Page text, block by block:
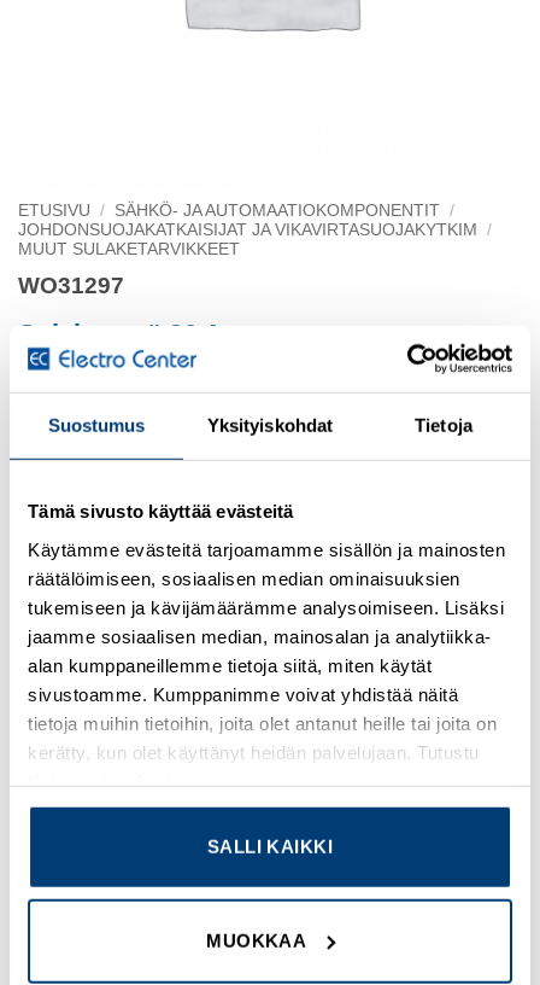
Suostumus Yksityiskohdat Tietoja
Tämä sivusto käyttää evästeitä
Käytämme evästeitä tarjoamamme sisällön ja mainosten
räätälöimiseen, sosiaalisen median ominaisuuksien
tukemiseen ja kävijämäärämme analysoimiseen. Lisäksi
jaamme sosiaalisen median, mainosalan ja analytiikka-
alan kumppaneillemme tietoja siitä, miten käytät
sivustoamme. Kumppanimme voivat yhdistää näitä
tietoja muihin tietoihin, joita olet antanut heille tai joita on
kerätty, kun olet käyttänyt heidän palvelujaan. Tutustu
SALLI KAIKKI
MUOKKAA
ETUSIVU / SÄHKÖ- JA AUTOMAATIOKOMPONENTIT /
JOHDONSUOJAKATKAISIJAT JA VIKAVIRTASUOJAKYTKIM
/
MUUT SULAKETARVIKKEET
WO31297
Sulakepesä 30 A
Kirjaudu sisään nähdäksesi hinnat ja käyttääksesi
verkkokauppaa
Osastot:Muut sulaketarvikkeet,Uudet tuotteet
TUTUSTU MYÖS
Add to